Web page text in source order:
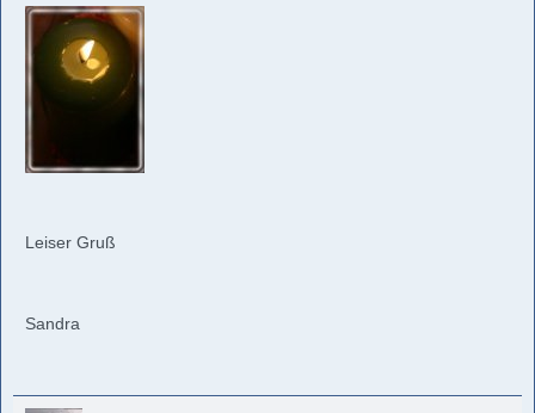
Leiser Gruß
Sandra